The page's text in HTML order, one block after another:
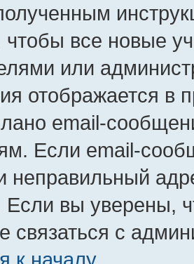
чтобы все новые
или
отображается в
email-
Если email-
неправильный
вы уверены,
связаться с
к началу